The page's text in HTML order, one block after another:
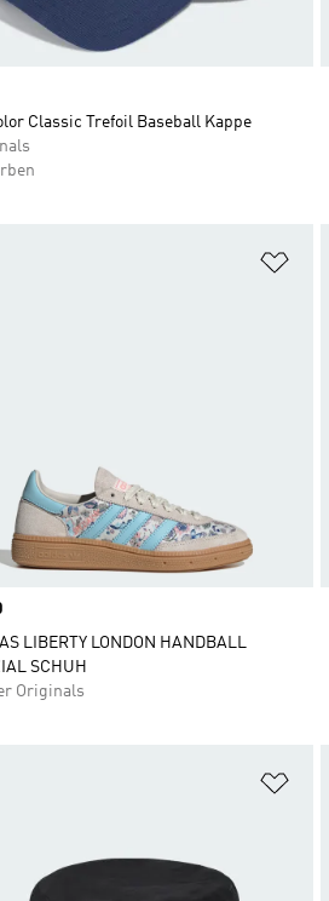
Classic Trefoil Baseball Kappe
LIBERTY LONDON HANDBALL
SCHUH
Originals